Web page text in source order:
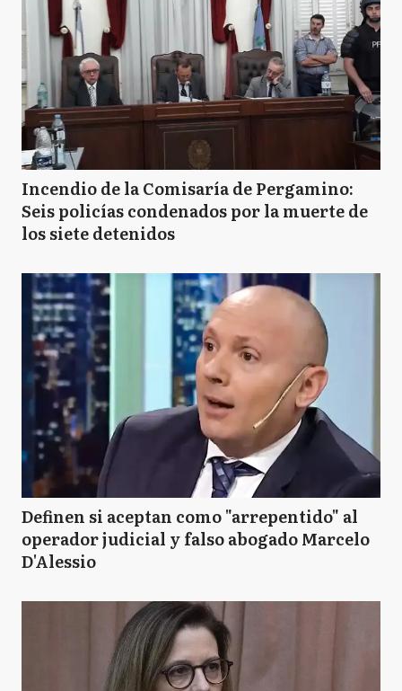
Incendio de la Comisaría de Pergamino:
Seis policías condenados por la muerte de
los siete detenidos
Definen si aceptan como "arrepentido" al
operador judicial y falso abogado Marcelo
D'Alessio